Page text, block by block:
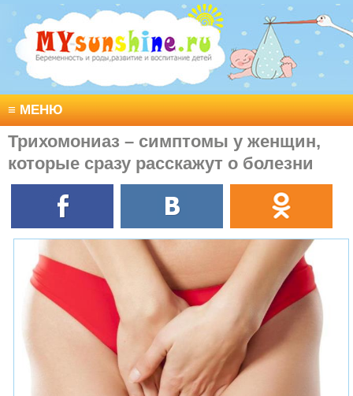
≡МЕНЮ
Трихомониаз – симптомы у женщин,
которые сразу расскажут о болезни